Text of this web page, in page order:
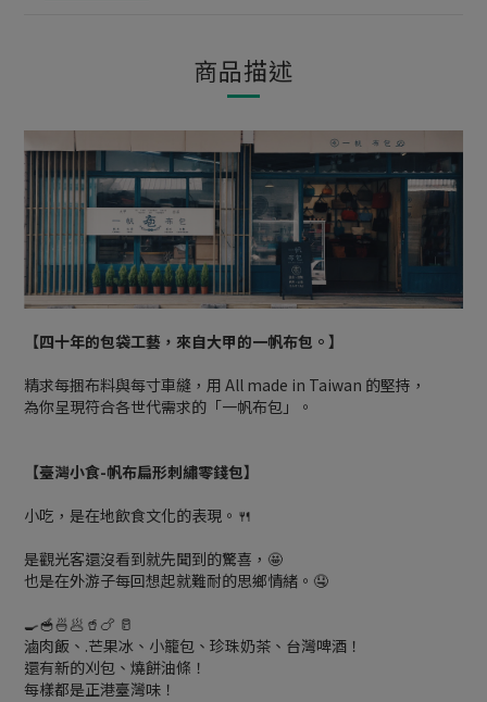
商品描述
【四十年的包袋工藝，來自大甲的一帆布包。】
精求每捆布料與每寸車縫，用 All made in Taiwan 的堅持，
為你呈現符合各世代需求的「一帆布包」。
【臺灣小食-帆布扁形刺繡零錢包】
小吃，是在地飲食文化的表現。🍴
是觀光客還沒看到就先聞到的驚喜，🤩
也是在外游子每回想起就難耐的思鄉情緒。🤤
🍳🥣🍜🥟🥤🍗 🥛
滷肉飯、.芒果冰、小籠包、珍珠奶茶、台灣啤酒！
還有新的刈包、燒餅油條！
每樣都是正港臺灣味！